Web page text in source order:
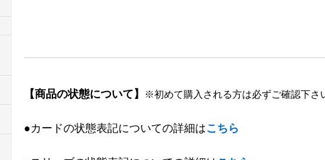
【商品の状態について】 ※初めて購入される方は必ずご確認下さ
●カードの状態表記についての詳細はこちら